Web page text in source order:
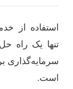
استفاده از
تنها یک راه
سرمایه‌گذاری
است.